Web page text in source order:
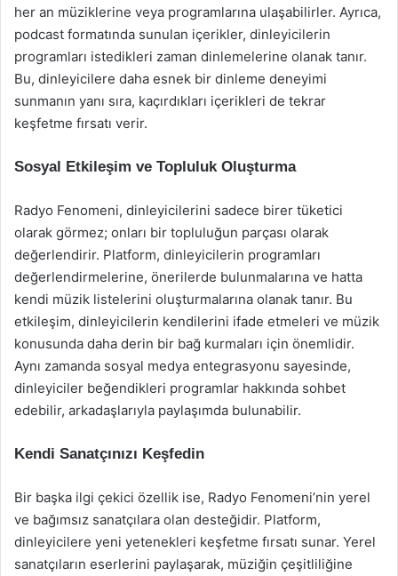
her an müziklerine veya programlarına ulaşabilirler. Ayrıca,
podcast formatında sunulan içerikler, dinleyicilerin
programları istedikleri zaman dinlemelerine olanak tanır.
Bu, dinleyicilere daha esnek bir dinleme deneyimi
sunmanın yanı sıra, kaçırdıkları içerikleri de tekrar
keşfetme fırsatı verir.
Sosyal Etkileşim ve Topluluk Oluşturma
Radyo Fenomeni, dinleyicilerini sadece birer tüketici
olarak görmez; onları bir topluluğun parçası olarak
değerlendirir. Platform, dinleyicilerin programları
değerlendirmelerine, önerilerde bulunmalarına ve hatta
kendi müzik listelerini oluşturmalarına olanak tanır. Bu
etkileşim, dinleyicilerin kendilerini ifade etmeleri ve müzik
konusunda daha derin bir bağ kurmaları için önemlidir.
Aynı zamanda sosyal medya entegrasyonu sayesinde,
dinleyiciler beğendikleri programlar hakkında sohbet
edebilir, arkadaşlarıyla paylaşımda bulunabilir.
Kendi Sanatçınızı Keşfedin
Bir başka ilgi çekici özellik ise, Radyo Fenomeni’nin yerel
ve bağımsız sanatçılara olan desteğidir. Platform,
dinleyicilere yeni yetenekleri keşfetme fırsatı sunar. Yerel
sanatçıların eserlerini paylaşarak, müziğin çeşitliliğine